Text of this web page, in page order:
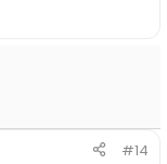
#14